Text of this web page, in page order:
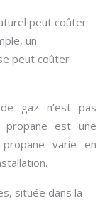
peut coûter
un
peut coûter
gaz n’est pas
propane est une
varie en
située dans la